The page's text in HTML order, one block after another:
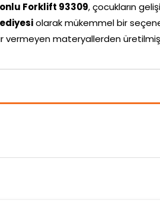
Forklift 93309, çocukların
olarak mükemmel bir
vermeyen materyallerden